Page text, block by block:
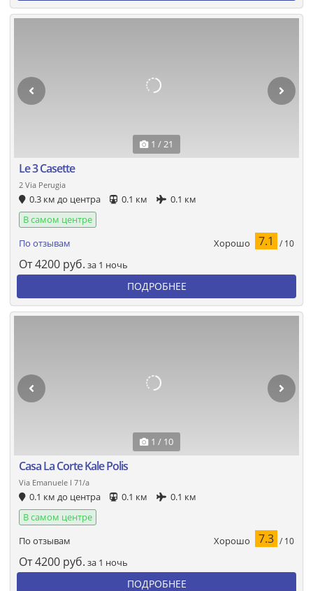
1 / 21
Le 3 Casette
2 Via Perugia
0.3 км до центра 0.1 км
0.1 км
В самом центре
По отзывам
Хорошо 7.1 / 10
От4200 руб. за 1 ночь
ПОДРОБНЕЕ
1 / 10
Casa La Corte Kale Polis
Via Emanuele I 71/a
0.1 км до центра 0.1 км
0.1 км
В самом центре
По отзывам
Хорошо 7.3 / 10
От4200 руб. за 1 ночь
ПОДРОБНЕЕ